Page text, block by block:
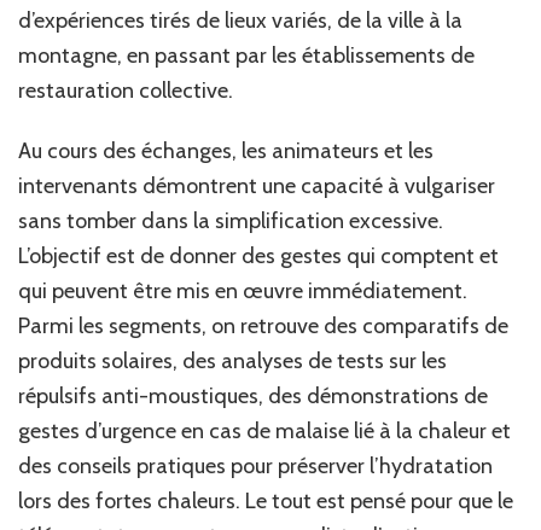
d’expériences tirés de lieux variés, de la ville à la
montagne, en passant par les établissements de
restauration collective.
Au cours des échanges, les animateurs et les
intervenants démontrent une capacité à vulgariser
sans tomber dans la simplification excessive.
L’objectif est de donner des gestes qui comptent et
qui peuvent être mis en œuvre immédiatement.
Parmi les segments, on retrouve des comparatifs de
produits solaires, des analyses de tests sur les
répulsifs anti-moustiques, des démonstrations de
gestes d’urgence en cas de malaise lié à la chaleur et
des conseils pratiques pour préserver l’hydratation
lors des fortes chaleurs. Le tout est pensé pour que le